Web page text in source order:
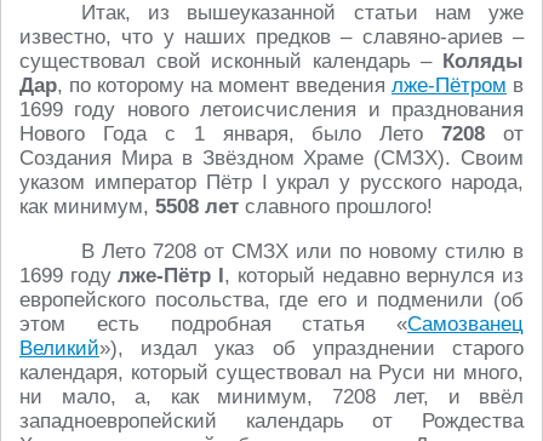
Итак, из вышеуказанной статьи нам уже
известно, что у наших предков – славяно-ариев –
существовал свой исконный календарь – Коляды
Дар, по которому на момент введения лже-Пётром в
1699 году нового летоисчисления и празднования
Нового Года с 1 января, было Лето7208 от
Создания Мира в Звёздном Храме (СМЗХ). Своим
указом император Пётр I украл у русского народа,
как минимум, 5508 лет славного прошлого!
В Лето 7208 от СМЗХ или по новому стилю в
1699 годулже-Пётр I, который недавно вернулся из
европейского посольства, где его и подменили (об
этом есть подробная статья «Самозванец
Великий»), издал указ об упразднении старого
календаря, который существовал на Руси ни много,
ни мало, а, как минимум, 7208 лет, и ввёл
западноевропейский календарь от Рождества